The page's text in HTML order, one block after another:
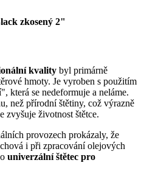
zkosený 2"
kvality byl primárně
hmoty. Je vyroben s použitím
která se nedeformuje a neláme.
než přírodní štětiny, což výrazně
zvyšuje životnost štětce.
provozech prokázaly, že
i při zpracování olejových
univerzální štětec pro